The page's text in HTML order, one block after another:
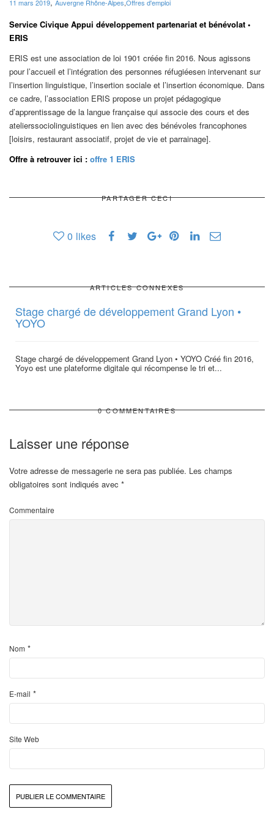
11 mars 2019 Auvergne Rhône-Alpes,Offres d'emploi
Service Civique Appui développement partenariat et bénévolat •
ERIS
ERIS est une association de loi 1901 créée fin 2016. Nous agissons
pour l’accueil et l’intégration des personnes réfugiéesen intervenant sur
l’insertion linguistique, l’insertion sociale et l’insertion économique. Dans
ce cadre, l’association ERIS propose un projet pédagogique
d’apprentissage de la langue française qui associe des cours et des
atelierssociolinguistiques en lien avec des bénévoles francophones
[loisirs, restaurant associatif, projet de vie et parrainage].
Offre à retrouver ici : offre 1 ERIS
PARTAGER CECI
0 likes
ARTICLES CONNEXES
Stage chargé de développement Grand Lyon •
YOYO
Stage chargé de développement Grand Lyon • YOYO Créé fin 2016,
Yoyo est une plateforme digitale qui récompense le tri et...
0 COMMENTAIRES
Laisser une réponse
Votre adresse de messagerie ne sera pas publiée. Les champs
obligatoires sont indiqués avec *
Commentaire
Nom *
E-mail *
Site Web